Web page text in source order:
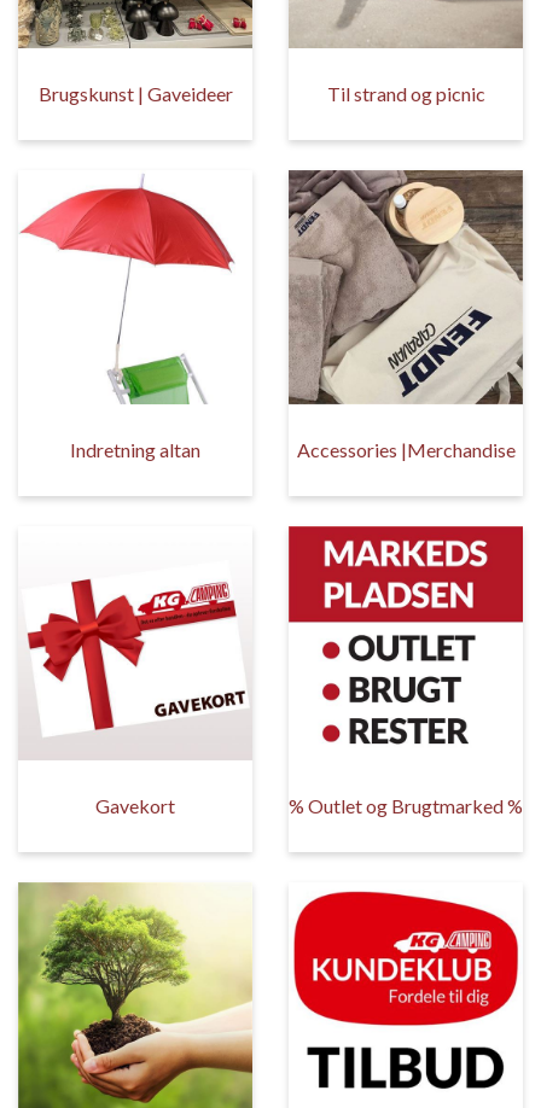
Brugskunst | Gaveideer Til strand og picnic
Indretning altan Accessories |Merchandise
Gavekort % Outlet og Brugtmarked %